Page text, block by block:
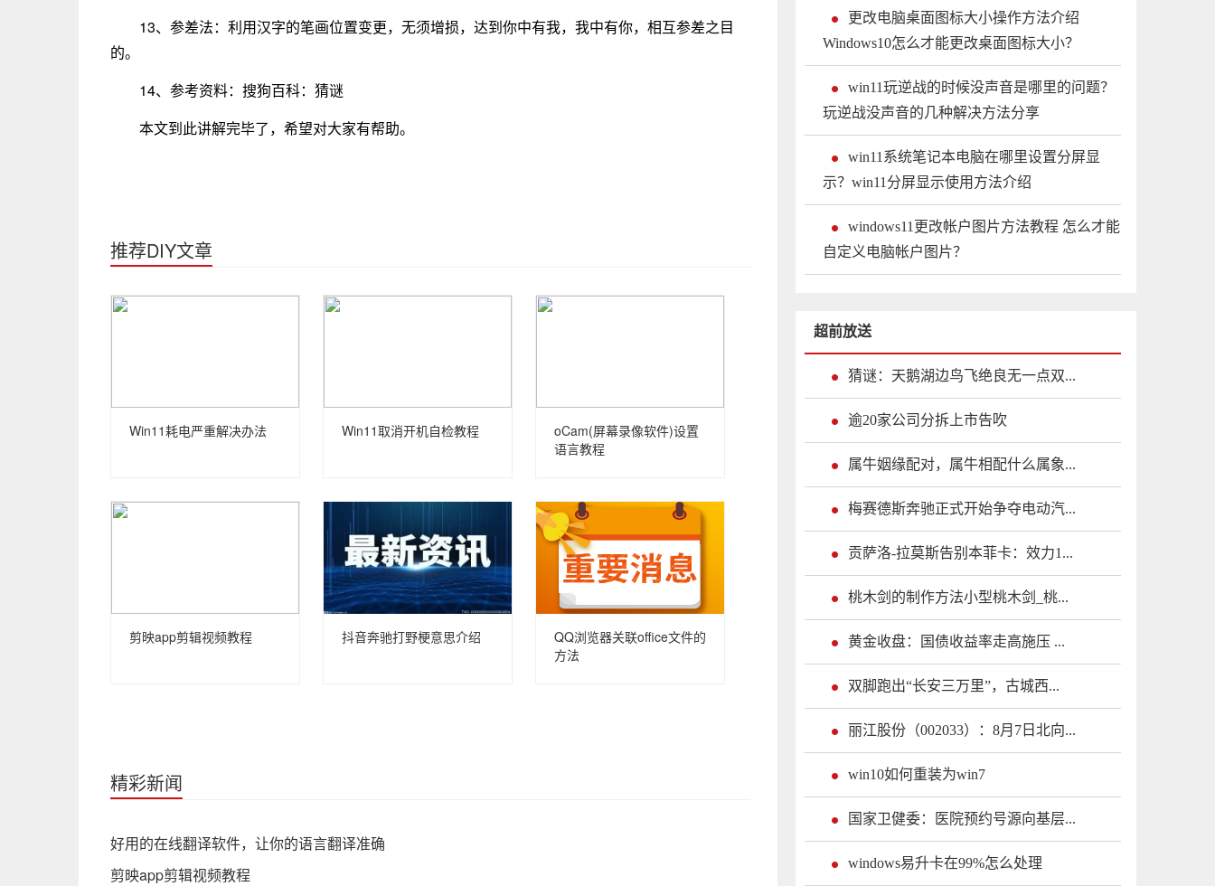
13、参差法：利用汉字的笔画位置变更，无须增损，达到你中有我，我中有你，相互参差之目
的。
14、参考资料：搜狗百科：猜谜
本文到此讲解完毕了，希望对大家有帮助。
推荐DIY文章
Win11耗电严重解决办法 Win11取消开机自检教程
oCam(屏幕录像软件)设置
语言教程
剪映app剪辑视频教程 抖音奔驰打野梗意思介绍
QQ浏览器关联office文件的
方法
精彩新闻
好用的在线翻译软件，让你的语言翻译准确
剪映app剪辑视频教程
更改电脑桌面图标大小操作方法介绍
Windows10怎么才能更改桌面图标大小？
win11玩逆战的时候没声音是哪里的问题？
玩逆战没声音的几种解决方法分享
win11系统笔记本电脑在哪里设置分屏显
示？win11分屏显示使用方法介绍
windows11更改帐户图片方法教程 怎么才能
自定义电脑帐户图片？
超前放送
猜谜：天鹅湖边鸟飞绝良无一点双...
逾20家公司分拆上市告吹
属牛姻缘配对，属牛相配什么属象...
梅赛德斯奔驰正式开始争夺电动汽...
贡萨洛-拉莫斯告别本菲卡：效力1...
桃木剑的制作方法小型桃木剑_桃...
黄金收盘：国债收益率走高施压 ...
双脚跑出“长安三万里”，古城西...
丽江股份（002033）：8月7日北向...
win10如何重装为win7
国家卫健委：医院预约号源向基层...
windows易升卡在99%怎么处理